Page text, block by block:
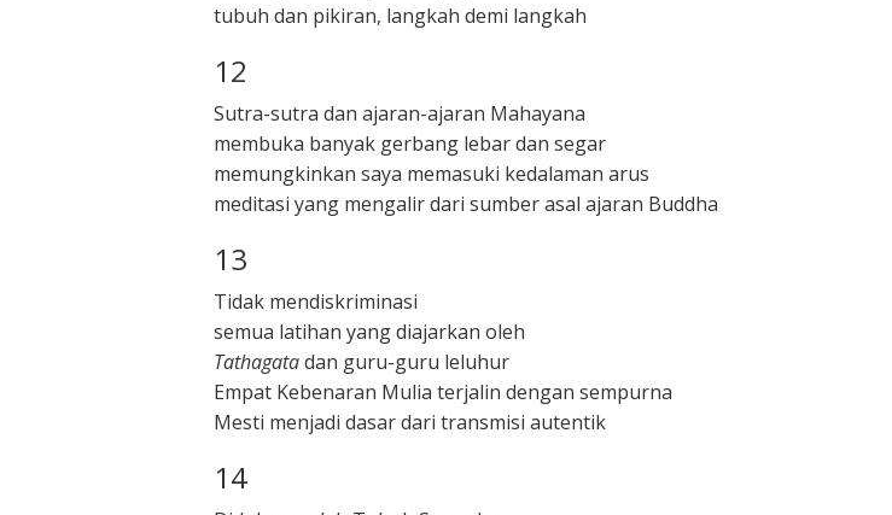
tubuh dan pikiran, langkah demi langkah
12
Sutra-sutra dan ajaran-ajaran Mahayana
membuka banyak gerbang lebar dan segar
memungkinkan saya memasuki kedalaman arus
meditasi yang mengalir dari sumber asal ajaran Buddha
13
Tidak mendiskriminasi
semua latihan yang diajarkan oleh
Tathagatadan guru-guru leluhur
Empat Kebenaran Mulia terjalin dengan sempurna
Mesti menjadi dasar dari transmisi autentik
14